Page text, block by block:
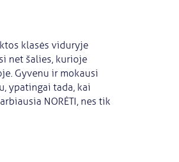
klasės viduryje
net šalies, kurioje
Gyvenu ir mokausi
ypatingai tada, kai
NORĖTI, nes tik